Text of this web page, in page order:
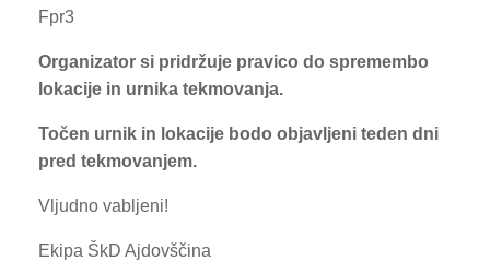
Fpr3
Organizator si pridržuje pravico do spremembo
lokacije in urnika tekmovanja.
Točen urnik in lokacije bodo objavljeni teden dni
pred tekmovanjem.
Vljudno vabljeni!
Ekipa ŠkD Ajdovščina